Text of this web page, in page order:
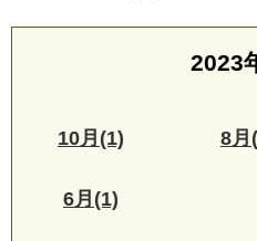
2023
10月(1) 8月
6月(1)